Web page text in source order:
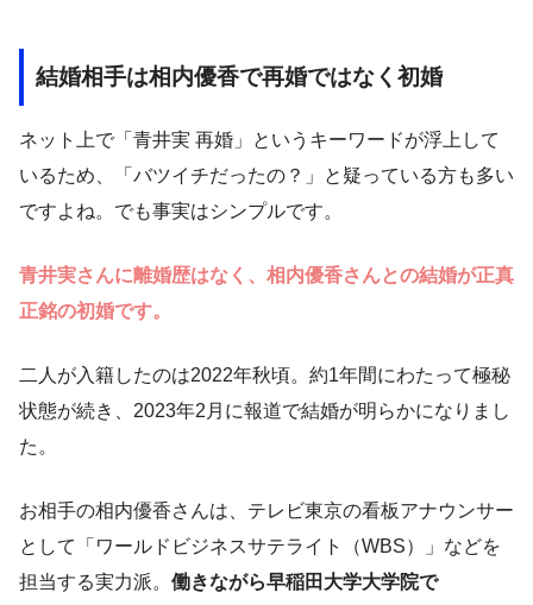
結婚相手は相内優香で再婚ではなく初婚
ネット上で「青井実 再婚」というキーワードが浮上して
いるため、「バツイチだったの？」と疑っている方も多い
ですよね。でも事実はシンプルです。
青井実さんに離婚歴はなく、相内優香さんとの結婚が正真
正銘の初婚です。
二人が入籍したのは2022年秋頃。約1年間にわたって極秘
状態が続き、2023年2月に報道で結婚が明らかになりまし
た。
お相手の相内優香さんは、テレビ東京の看板アナウンサー
として「ワールドビジネスサテライト（WBS）」などを
担当する実力派。 働きながら早稲田大学大学院で